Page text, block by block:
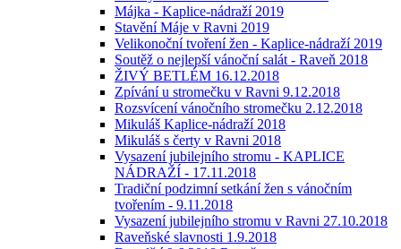
Májka - Kaplice-nádraží 2019
Stavění Máje v Ravni 2019
Velikonoční tvoření žen - Kaplice-nádraží 2019
Soutěž o nejlepší vánoční salát - Raveň 2018
ŽIVÝ BETLÉM 16.12.2018
Zpívání u stromečku v Ravni 9.12.2018
Rozsvícení vánočního stromečku 2.12.2018
Mikuláš Kaplice-nádraží 2018
Mikuláš s čerty v Ravni 2018
Vysazení jubilejního stromu - KAPLICE
NÁDRAŽÍ - 17.11.2018
Tradiční podzimní setkání žen s vánočním
tvořením - 9.11.2018
Vysazení jubilejního stromu v Ravni 27.10.2018
Raveňské slavnosti 1.9.2018